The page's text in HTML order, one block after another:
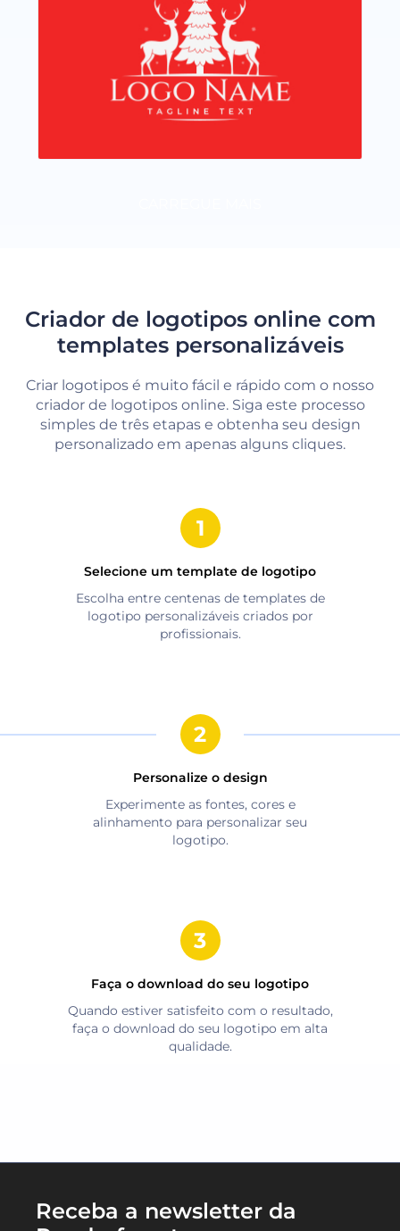
Criador de logotipos online com
templates personalizáveis
Criar logotipos é muito fácil e rápido com o nosso
criador de logotipos online. Siga este processo
simples de três etapas e obtenha seu design
personalizado em apenas alguns cliques.
Selecione um template de logotipo
Escolha entre centenas de templates de
logotipo personalizáveis criados por
profissionais.
Personalize o design
Experimente as fontes, cores e
alinhamento para personalizar seu
logotipo.
Faça o download do seu logotipo
Quando estiver satisfeito com o resultado,
faça o download do seu logotipo em alta
qualidade.
Receba a newsletter da